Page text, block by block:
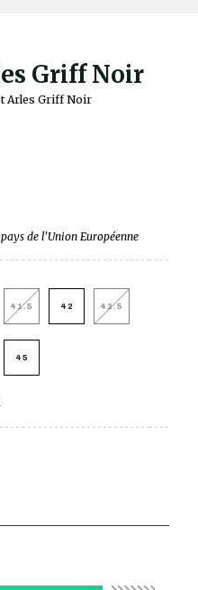
Griff Noir
Arles Griff Noir
de l'Union Européenne
41.5 42 42.5
45